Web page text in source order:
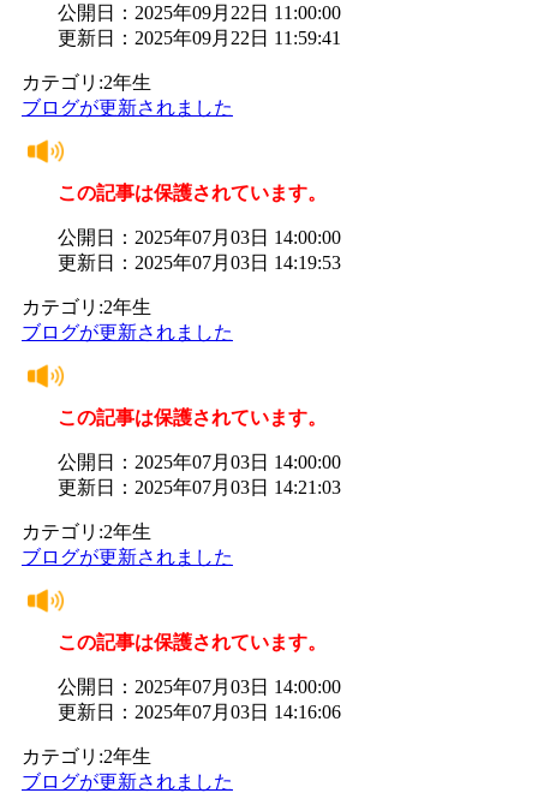
公開日：2025年09月22日 11:00:00
更新日：2025年09月22日 11:59:41
カテゴリ:2年生
ブログが更新されました
この記事は保護されています。
公開日：2025年07月03日 14:00:00
更新日：2025年07月03日 14:19:53
カテゴリ:2年生
ブログが更新されました
この記事は保護されています。
公開日：2025年07月03日 14:00:00
更新日：2025年07月03日 14:21:03
カテゴリ:2年生
ブログが更新されました
この記事は保護されています。
公開日：2025年07月03日 14:00:00
更新日：2025年07月03日 14:16:06
カテゴリ:2年生
ブログが更新されました